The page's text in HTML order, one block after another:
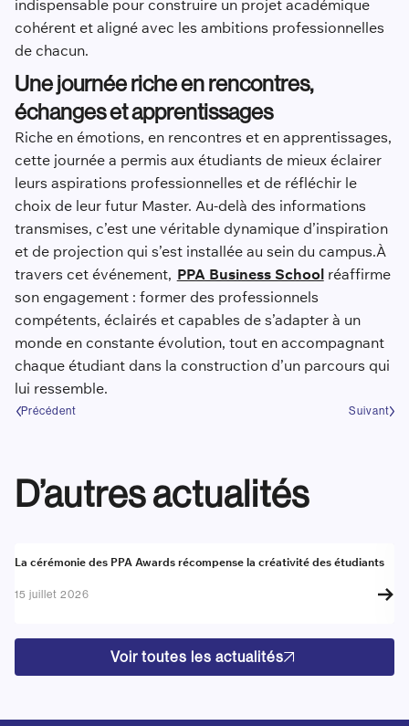
indispensable pour construire un projet académique
cohérent et aligné avec les ambitions professionnelles
de chacun.
Une journée riche en rencontres,
échanges et apprentissages
Riche en émotions, en rencontres et en apprentissages,
cette journée a permis aux étudiants de mieux éclairer
leurs aspirations professionnelles et de réfléchir le
choix de leur futur Master. Au-delà des informations
transmises, c’est une véritable dynamique d’inspiration
et de projection qui s’est installée au sein du campus.À
travers cet événement, PPA Business Schoolréaffirme
son engagement : former des professionnels
compétents, éclairés et capables de s’adapter à un
monde en constante évolution, tout en accompagnant
chaque étudiant dans la construction d’un parcours qui
lui ressemble.
Précédent Suivant
D’autres actualités
Actualité
La cérémonie des PPA Awards récompense la créativité des étudiants
15 juillet 2026
Voir toutes les actualités